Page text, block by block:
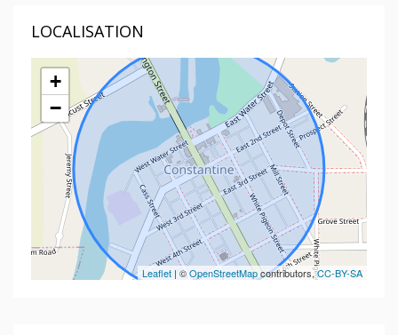
LOCALISATION
+
−
Leaflet | ©OpenStreetMapcontributors,CC-BY-SA